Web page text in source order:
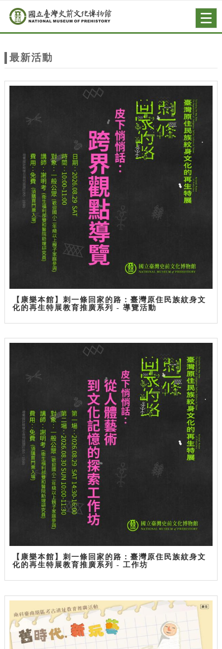
站
主
跳到主要內容
網站導覽
最新活動
【康樂本館】刺一條回家的路：臺灣原住民族紋身文
化的再生特展教育推廣系列 - 導覽活動
【康樂本館】刺一條回家的路：臺灣原住民族紋身文
化的再生特展教育推廣系列 - 工作坊